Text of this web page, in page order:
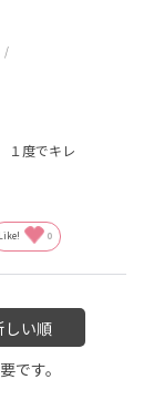
１度でキレ
Like! 0
しい順
です。